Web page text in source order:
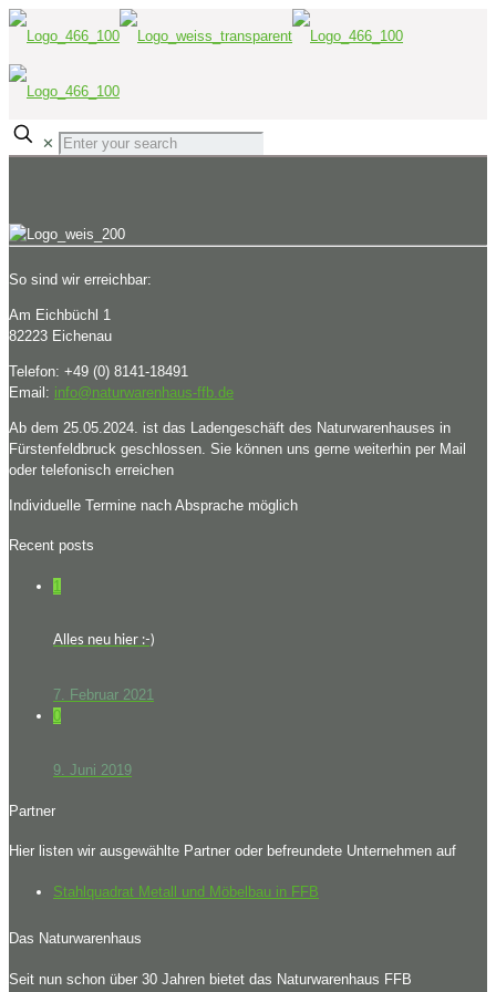
✕
So sind wir erreichbar:
Am Eichbüchl 1
82223 Eichenau
Telefon: +49 (0) 8141-18491
Email: info@naturwarenhaus-ffb.de
Ab dem 25.05.2024. ist das Ladengeschäft des Naturwarenhauses in
Fürstenfeldbruck geschlossen. Sie können uns gerne weiterhin per Mail
oder telefonisch erreichen
Individuelle Termine nach Absprache möglich
Recent posts
1
Alles neu hier :-)
7. Februar 2021
0
9. Juni 2019
Partner
Hier listen wir ausgewählte Partner oder befreundete Unternehmen auf
Stahlquadrat Metall und Möbelbau in FFB
Das Naturwarenhaus
Seit nun schon über 30 Jahren bietet das Naturwarenhaus FFB